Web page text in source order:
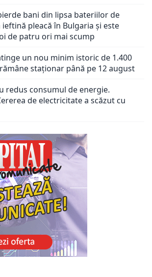
bani din lipsa bateriilor de
pleacă în Bulgaria și este
de patru ori mai scump
un nou minim istoric de 1.400
staționar până pe 12 august
redus consumul de energie.
de electricitate a scăzut cu